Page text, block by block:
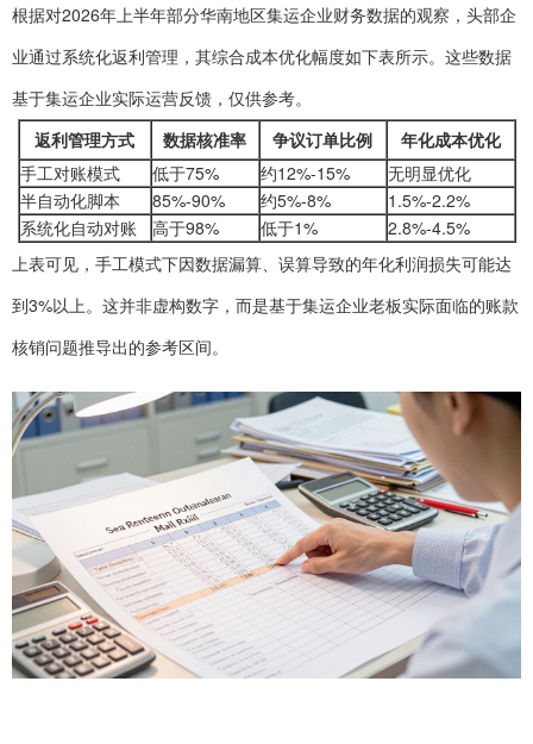
根据对2026年上半年部分华南地区集运企业财务数据的观察，头部企
业通过系统化返利管理，其综合成本优化幅度如下表所示。这些数据
基于集运企业实际运营反馈，仅供参考。
返利管理方式
数据核准率 争议订单比例
年化成本优化
手工对账模式
低于75% 约12%-15%
无明显优化
半自动化脚本
85%-90% 约5%-8%
1.5%-2.2%
系统化自动对账
高于98% 低于1%
2.8%-4.5%
上表可见，手工模式下因数据漏算、误算导致的年化利润损失可能达
到3%以上。这并非虚构数字，而是基于集运企业老板实际面临的账款
核销问题推导出的参考区间。